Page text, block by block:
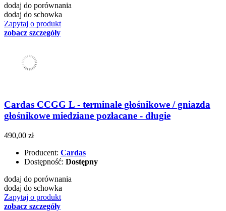
dodaj do porównania
dodaj do schowka
Zapytaj o produkt
zobacz szczegóły
Cardas CCGG L - terminale głośnikowe / gniazda
głośnikowe miedziane pozłacane - długie
490,00 zł
Producent: Cardas
Dostępność: Dostępny
dodaj do porównania
dodaj do schowka
Zapytaj o produkt
zobacz szczegóły